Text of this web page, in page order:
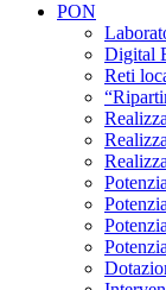
PON
Digital
Reti